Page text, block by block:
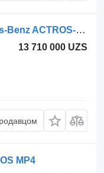
Клапан EGR Mercedes-Benz A4711422909 Benz для грузовика Mercedes-Benz ACTROS--ATEGO
13 710 000 UZS
MP4